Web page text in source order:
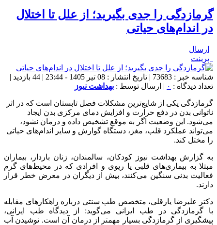
گرمازدگی را جدی بگیرید؛ از علل تا اختلال
در اندام‌های حیاتی
ارسال
پرینت
شناسه خبر : 73683 | تاریخ انتشار : 08 تیر 1405 - 23:44 | 44 بازدید |
تعداد دیدگاه : ۰ | ارسال توسط : بهداشت نیوز
گرمازدگی یکی از شایع‌ترین مشکلات فصل تابستان است که در اثر
ناتوانی بدن در دفع حرارت و افزایش دمای مرکزی بدن ایجاد
می‌شود. این وضعیت اگر به موقع تشخیص داده و درمان نشود،
می‌تواند عملکرد قلب، مغز، دستگاه گوارش و سایر اندام‌‏های حیاتی
را مختل کند.
به گزارش بهداشت نیوز کودکان، سالمندان، زنان باردار، بیماران
مبتلا به بیماری‌های قلبی یا ریوی و افرادی که در محیط‏‌های گرم
فعالیت بدنی سنگین می‌‏کنند، بیش از دیگران در معرض خطر قرار
دارند.
دکتر علیرضا یارقلی، متخصص طب سنتی درباره راهکارهای مقابله
با گرمازدگی در طب ایرانی می‌گوید: از دیدگاه طب ایرانی،
پیشگیری از گرمازدگی بسیار مهم‎تر از درمان آن است. نوشیدن آب